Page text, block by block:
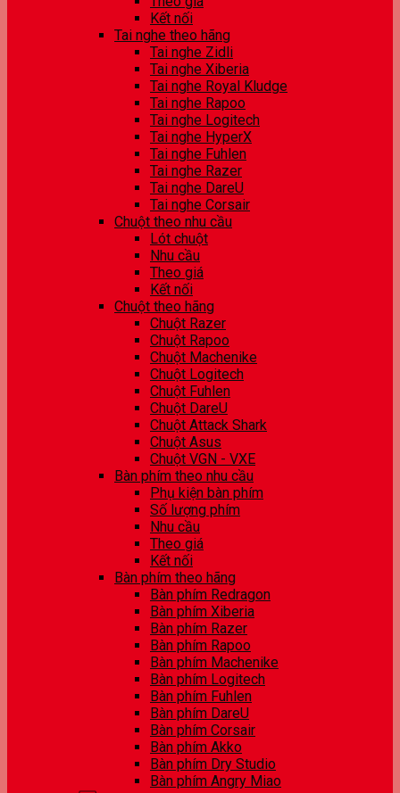
Kết nối
Tai nghe theo hãng
Tai nghe Zidli
Tai nghe Xiberia
Tai nghe Royal Kludge
Tai nghe Rapoo
Tai nghe Logitech
Tai nghe HyperX
Tai nghe Fuhlen
Tai nghe Razer
Tai nghe DareU
Tai nghe Corsair
Chuột theo nhu cầu
Lót chuột
Nhu cầu
Theo giá
Kết nối
Chuột theo hãng
Chuột Razer
Chuột Rapoo
Chuột Machenike
Chuột Logitech
Chuột Fuhlen
Chuột DareU
Chuột Attack Shark
Chuột Asus
Chuột VGN - VXE
Bàn phím theo nhu cầu
Phụ kiện bàn phím
Số lượng phím
Nhu cầu
Theo giá
Kết nối
Bàn phím theo hãng
Bàn phím Redragon
Bàn phím Xiberia
Bàn phím Razer
Bàn phím Rapoo
Bàn phím Machenike
Bàn phím Logitech
Bàn phím Fuhlen
Bàn phím DareU
Bàn phím Corsair
Bàn phím Akko
Bàn phím Dry Studio
Bàn phím Angry Miao